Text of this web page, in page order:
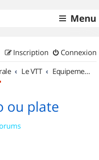
Menu
Connexion
Inscription
Le VTT Equipements et Accessoires
ou plate